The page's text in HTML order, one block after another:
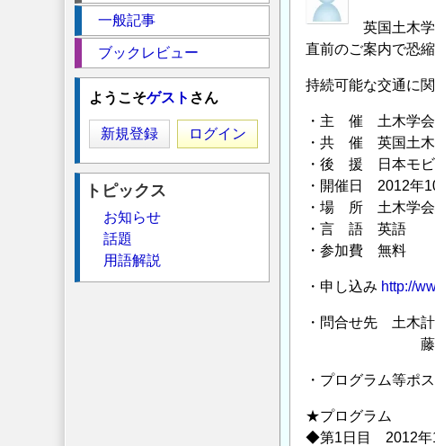
英国土木
直前のご案内で恐
持続可能な交通
・主 催 土木学会
・共 催 英国土木
・後 援 日本モビ
・開催日 2012年
・場 所 土木学会
・言 語 英語
・参加費 無料
・申し込み http://
・問合せ先 土木
藤原章
・プログラム等ポ
★プログラム
◆第1日目 2012年
一般記事
ブックレビュー
ようこそゲスト さん
新規登録 ログイン
トピックス
お知らせ
話題
用語解説